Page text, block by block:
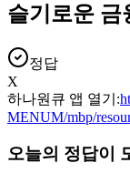
슬기로운 금
정답
X
하나원큐 앱 열기:
MENUM/mbp/
오늘의 정답이